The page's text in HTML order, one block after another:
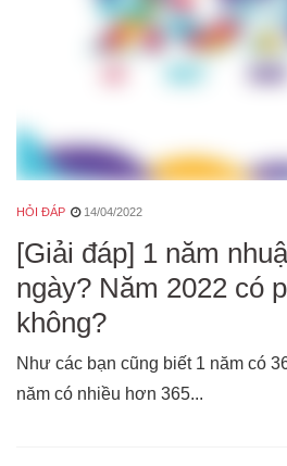
HỎI ĐÁP 14/04/2022
[Giải đáp] 1 năm
ngày? Năm 2022 có
không?
Như các bạn cũng biết 1 năm có
năm có nhiều hơn 365...